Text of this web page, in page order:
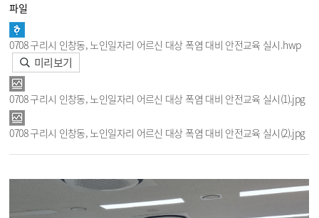
파일
0708 구리시 인창동, 노인일자리 어르신 대상 폭염 대비 안전교육 실시.hwp
미리보기
0708 구리시 인창동, 노인일자리 어르신 대상 폭염 대비 안전교육 실시(1).jpg
0708 구리시 인창동, 노인일자리 어르신 대상 폭염 대비 안전교육 실시(2).jpg